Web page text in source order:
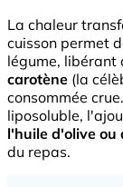
La chaleur
cuisson permet
légume, libérant
carotène (la
consommée
liposoluble,
l'huile d'olive ou
du repas.